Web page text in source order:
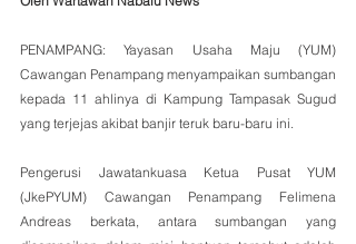
PENAMPANG: Yayasan Usaha Maju (YUM)
Cawangan Penampang menyampaikan sumbangan
kepada 11 ahlinya di Kampung Tampasak Sugud
yang terjejas akibat banjir teruk baru-baru ini.
Pengerusi Jawatankuasa Ketua Pusat YUM
(JkePYUM) Cawangan Penampang Felimena
Andreas berkata, antara sumbangan yang